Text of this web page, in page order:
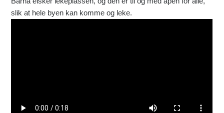
slik at hele byen kan komme og leke.